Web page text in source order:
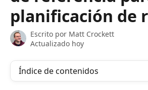
planificación de
Escrito por Matt Crockett
Actualizado hoy
Índice de contenidos